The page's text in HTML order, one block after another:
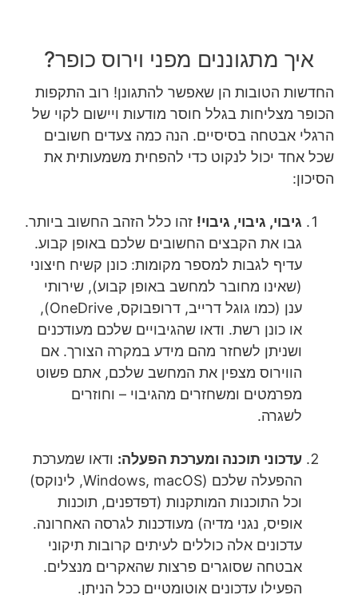
איך מתגוננים מפני וירוס כופר?
החדשות הטובות הן שאפשר להתגונן! רוב התקפות
הכופר מצליחות בגלל חוסר מודעות ויישום לקוי של
הרגלי אבטחה בסיסיים. הנה כמה צעדים חשובים
שכל אחד יכול לנקוט כדי להפחית משמעותית את
הסיכון:
גיבוי, גיבוי, גיבוי! זהו כלל הזהב החשוב ביותר.
גבו את הקבצים החשובים שלכם באופן קבוע.
עדיף לגבות למספר מקומות: כונן קשיח חיצוני
(שאינו מחובר למחשב באופן קבוע), שירותי
ענן (כמו גוגל דרייב, דרופבוקס, OneDrive),
או כונן רשת. ודאו שהגיבויים שלכם מעודכנים
ושניתן לשחזר מהם מידע במקרה הצורך. אם
הווירוס מצפין את המחשב שלכם, אתם פשוט
מפרמטים ומשחזרים מהגיבוי – וחוזרים
לשגרה.
עדכוני תוכנה ומערכת הפעלה: ודאו שמערכת
ההפעלה שלכם (Windows, macOS, לינוקס)
וכל התוכנות המותקנות (דפדפנים, תוכנות
אופיס, נגני מדיה) מעודכנות לגרסה האחרונה.
עדכונים אלה כוללים לעיתים קרובות תיקוני
אבטחה שסוגרים פרצות שהאקרים מנצלים.
הפעילו עדכונים אוטומטיים ככל הניתן.